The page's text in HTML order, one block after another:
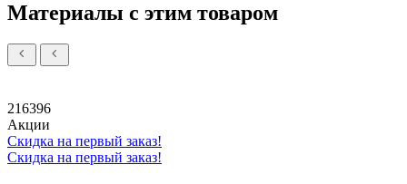
Материалы с этим товаром
216396
Акции
Скидка на первый заказ!
Скидка на первый заказ!